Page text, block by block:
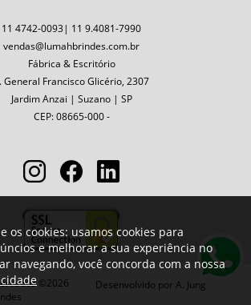
11 4742-0093| 11 9.4081-7990
vendas@lumahbrindes.com.br
Fábrica & Escritório
General Francisco Glicério, 2307
Jardim Anzai | Suzano | SP
CEP: 08665-000 -
©2026
Desenvolvido por A. Jung
os cookies: usamos cookies para
e melhorar a sua experiência no
navegando, você concorda com a nossa